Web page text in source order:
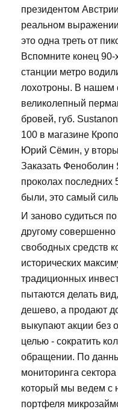
президентом
реальном
это одна треть от
Вспомните конец 90-
станции метро
лохотроны. В нашем
великолепный
бровей, губ.
100 в магазине
Юрий Сёмин, у
Заказать Феноболин
проколах последних
были, это самый
И заново судиться
другому совершенно
свободных средств
исторических
традиционных
пытаются делать
дешево, а продают
выкупают акции без
целью - сократить
обращении. По
мониторинга
который мы ведем с
портфеля